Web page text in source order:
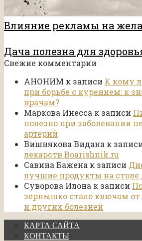
Влияние рекламы на
Дача полезна для
Свежие комментарии
АНОНИМ к записи К кому
при борьбе с курением: к
врачам?
Маркова Инесса к записи
полезно при заболевании
артерий
Вишнякова Видана к
лекарств Boarishnik.ru
Савина Бажена к записи
лучшие продукты на столе
Суворова Илона к записи
зернышко стало ключом от
и других болезней
КАРТА САЙТА
КОНТАКТЫ